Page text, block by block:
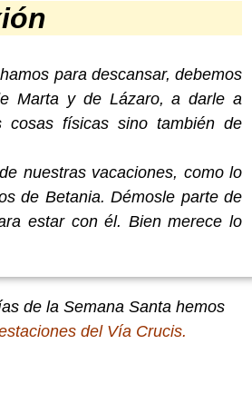
para descansar, debemos
Marta y de Lázaro, a darle a
físicas sino también de
nuestras vacaciones, como lo
de Betania. Démosle parte de
estar con él. Bien merece lo
de la Semana Santa hemos
del Vía Crucis.